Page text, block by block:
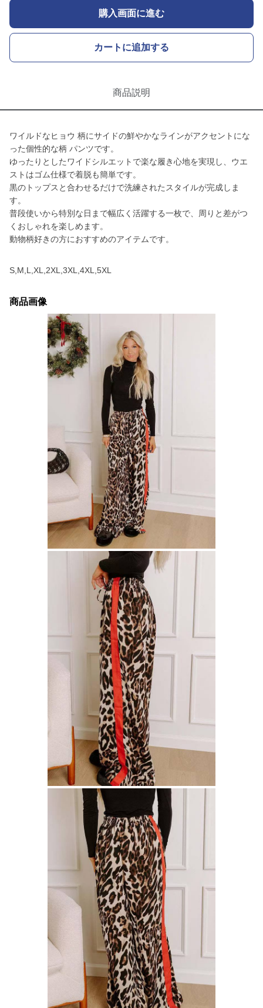
購入画面に進む
カートに追加する
商品説明
ワイルドなヒョウ 柄にサイドの鮮やかなラインがアクセントにな
った個性的な柄 パンツです。
ゆったりとしたワイドシルエットで楽な履き心地を実現し、ウエ
ストはゴム仕様で着脱も簡単です。
黒のトップスと合わせるだけで洗練されたスタイルが完成しま
す。
普段使いから特別な日まで幅広く活躍する一枚で、周りと差がつ
くおしゃれを楽しめます。
動物柄好きの方におすすめのアイテムです。
S,M,L,XL,2XL,3XL,4XL,5XL
商品画像